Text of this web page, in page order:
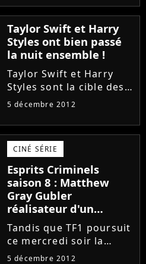
dans le monde entier. Et
pourtant, lors d'une
virée en métro pour se
rendre à l'un de ses...
Taylor Swift et Harry
Styles ont bien passé
la nuit ensemble !
Taylor Swift et Harry
Styles sont la cible des
paparazzi en ce
One Direction a affirmé
être célibataire, il ne
cesse d'être repéré avec
la star de We Are Never
Ever...
5 décembre 2012
CINÉ SÉRIE
Esprits Criminels
saison 8 : Matthew
Gray Gubler
réalisateur d'un
rendez-vous amoureux
de Reid ! (SPOILER)
Tandis que TF1 poursuit
ce mercredi soir la
diffusion de la saison 7
5 décembre 2012